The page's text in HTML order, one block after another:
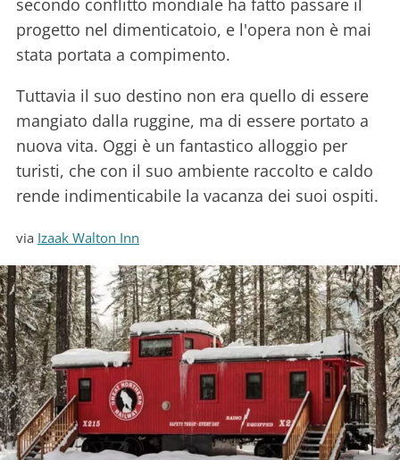
secondo conflitto mondiale ha fatto passare il
progetto nel dimenticatoio, e l'opera non è mai
stata portata a compimento.
Tuttavia il suo destino non era quello di essere
mangiato dalla ruggine, ma di essere portato a
nuova vita. Oggi è un fantastico alloggio per
turisti, che con il suo ambiente raccolto e caldo
rende indimenticabile la vacanza dei suoi ospiti.
via Izaak Walton Inn